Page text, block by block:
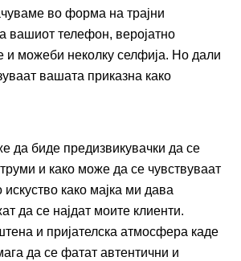
во форма на трајни
вашиот телефон, веројатно
и можеби неколку селфија. Но дали
вашата приказна како
да биде предизвикувачки да се
и како може да се чувствуваат
како мајка ми дава
да се најдат моите клиенти.
и пријателска атмосфера каде
да се фатат автентични и